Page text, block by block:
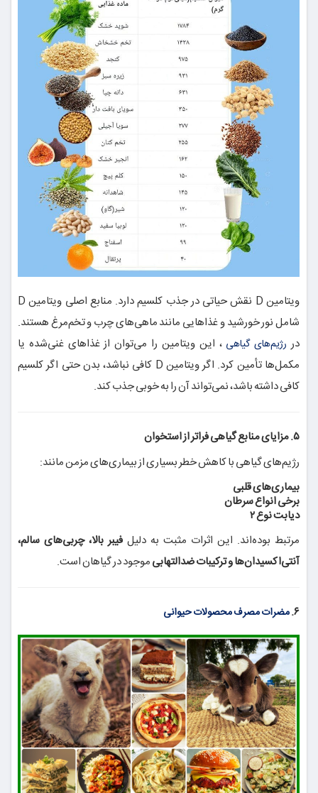
ویتامین D نقش حیاتی در جذب کلسیم دارد. منابع اصلی ویتامین D
شامل نور خورشید و غذاهایی مانند ماهی‌های چرب و تخم‌مرغ هستند.
در رژیم‌های گیاهی ، این ویتامین را می‌توان از غذاهای غنی‌شده یا
مکمل‌ها تأمین کرد. اگر ویتامین D کافی نباشد، بدن حتی اگر کلسیم
کافی داشته باشد، نمی‌تواند آن را به خوبی جذب کند.
۵. مزایای منابع گیاهی فراتر از استخوان
رژیم‌های گیاهی با کاهش خطر بسیاری از بیماری‌های مزمن مانند:
بیماری‌های قلبی
برخی انواع سرطان
دیابت نوع ۲
مرتبط بوده‌اند. این اثرات مثبت به دلیل فیبر بالا، چربی‌های سالم،
آنتی‌اکسیدان‌ها و ترکیبات ضدالتهابیموجود در گیاهان است.
۶. مضرات مصرف محصولات حیوانی